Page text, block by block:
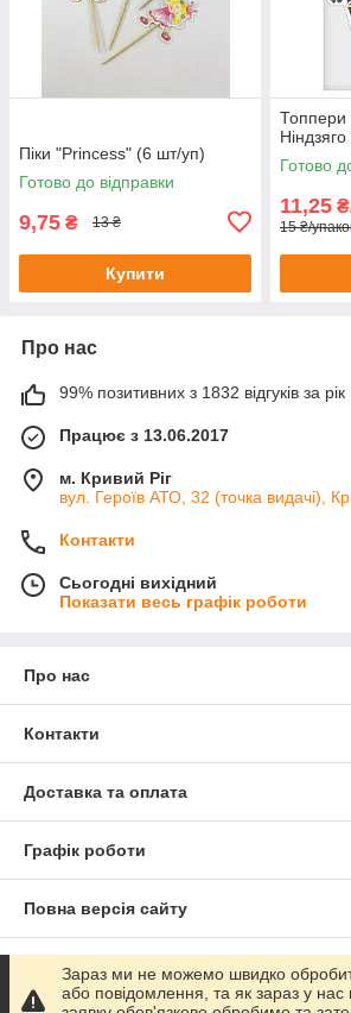
Піки "Princess" (6 шт/уп)
Готово до відправки
9,75 ₴ 13 ₴
Купити
Топпери
Готово
11,25
15 ₴/
Про нас
99% позитивних з 1832 відгуків за рік
Працює з 13.06.2017
м. Кривий Ріг
вул. Героїв АТО, 32 (точка видачі),
Контакти
Сьогодні вихідний
Показати весь графік роботи
Про нас
Контакти
Доставка та оплата
Графік роботи
Повна версія сайту
Сайт створено на маркетплейсі Prom.ua
Зараз ми не можемо швидко
або повідомлення, та як зараз у